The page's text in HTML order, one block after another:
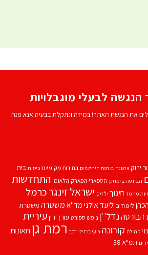
לבעלי מוגבלויות
את הנגשת האתר! במידה ונתקלת בבעיה אנא פנה
ירוק ארנונה בורסת היהלומים בחירות מקומיות ביטוח בית
הבורסה ברמת גן הספארי הפארק הלאומי התחדשות
מחמד חינוך ילדים ישראל זינגרכרמל
לימודים ליעד אילנימד''אמשטרה משטרת
הבורסהנדל''ן נופש ספורט עורך דין עיריית
קהילה קורונה רועי ברזילי רכב רמת גן תאונות
תמ"א 38